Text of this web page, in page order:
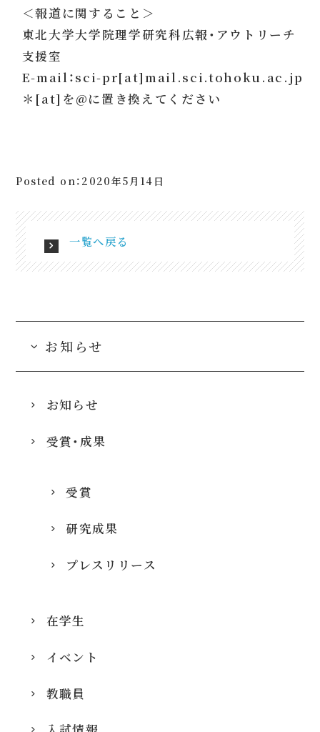
＜報道に関すること＞
東北大学大学院理学研究科広報・アウトリーチ
支援室
E-mail：sci-pr[at]mail.sci.tohoku.ac.jp
＊[at]を@に置き換えてください
Posted on：2020年5月14日
一覧へ戻る
お知らせ
お知らせ
受賞・成果
受賞
研究成果
プレスリリース
在学生
イベント
教職員